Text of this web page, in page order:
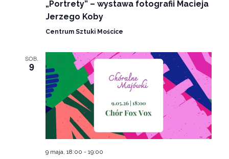
„Portrety” – wystawa fotografii Macieja
Jerzego Koby
Centrum Sztuki Mościce
SOB.
9
9 maja, 18:00 - 19:00